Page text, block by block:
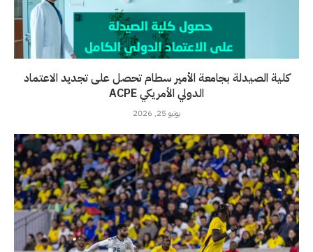
كلية الصيدلة بجامعة الأمير سطام تحصل على تجديد الاعتماد
الدولي الأمريكي ACPE
يونيو 25, 2026